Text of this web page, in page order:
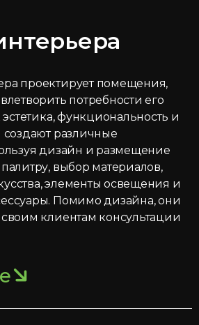
проектирует помещения,
потребности его
эстетика, функциональность и
создают различные
дизайн и размещение
выбор материалов,
элементы освещения и
Помимо дизайна, они
клиентам консультации